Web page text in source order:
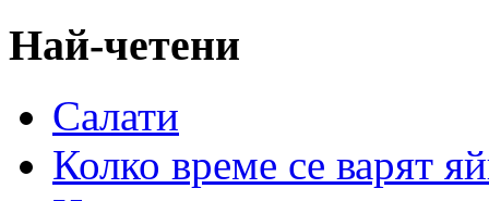
Най-четени
Салати
Колко време се варят